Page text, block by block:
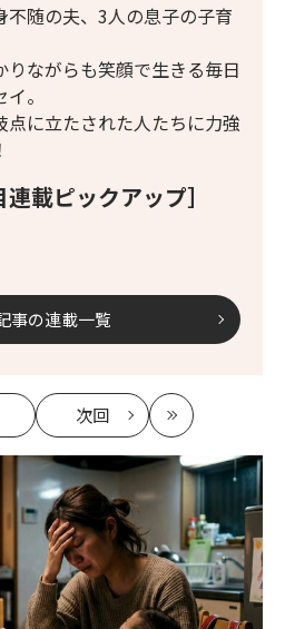
載ピックアップ］
随の夫、3人の息子の子育
りながらも笑顔で生きる毎日
。
に立たされた人たちに力強
事の連載一覧
次回
記
事
へ
最
新